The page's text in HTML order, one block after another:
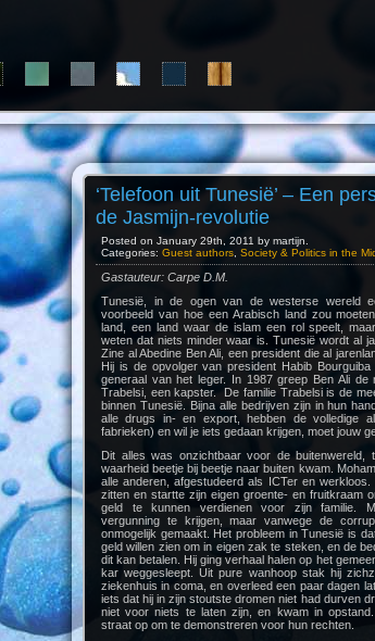
‘Telefoon uit Tunesië’ – Een
de Jasmijn-revolutie
Posted on January 29th, 2011 by martijn.
Categories: Guest authors Society & Politics in the
Gastauteur: Carpe D.M.
Tunesië, in de ogen van de westerse wereld
voorbeeld van hoe een Arabisch land zou
land, een land waar de islam een rol speelt,
weten dat niets minder waar is. Tunesië wordt al
Zine al Abedine Ben Ali, een president die al
Hij is de opvolger van president Habib
generaal van het leger. In 1987 greep Ben Ali
Trabelsi, een kapster. De familie Trabelsi is de
binnen Tunesië. Bijna alle bedrijven zijn in hun
alle drugs in- en export, hebben de volledige
fabrieken) en wil je iets gedaan krijgen, moet jouw
Dit alles was onzichtbaar voor de buitenwereld,
waarheid beetje bij beetje naar buiten kwam.
alle anderen, afgestudeerd als ICTer en
zitten en startte zijn eigen groente- en fruitkraam
geld te kunnen verdienen voor zijn familie.
vergunning te krijgen, maar vanwege de
onmogelijk gemaakt. Het probleem in Tunesië is
geld willen zien om in eigen zak te steken, en de
dit kan betalen. Hij ging verhaal halen op het
kar weggesleept. Uit pure wanhoop stak hij
ziekenhuis in coma, en overleed een paar dagen
iets dat hij in zijn stoutste dromen niet had durven
niet voor niets te laten zijn, en kwam in
straat op om te demonstreren voor hun rechten.